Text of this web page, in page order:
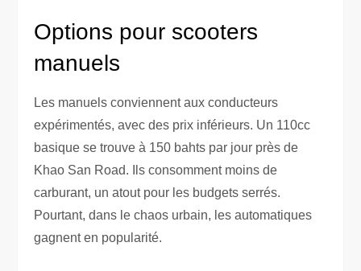
Options pour scooters
manuels
Les manuels conviennent aux conducteurs
expérimentés, avec des prix inférieurs. Un 110cc
basique se trouve à 150 bahts par jour près de
Khao San Road. Ils consomment moins de
carburant, un atout pour les budgets serrés.
Pourtant, dans le chaos urbain, les automatiques
gagnent en popularité.